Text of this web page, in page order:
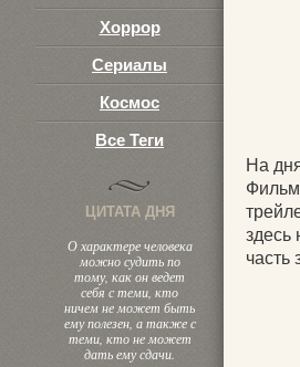
Хоррор
Сериалы
Космос
Все Теги
ЦИТАТА ДНЯ
О характере человека
можно судить по
тому, как он ведет
себя с теми, кто
ничем не может быть
ему полезен, а также с
теми, кто не может
дать ему сдачи.
На
здесь
часть